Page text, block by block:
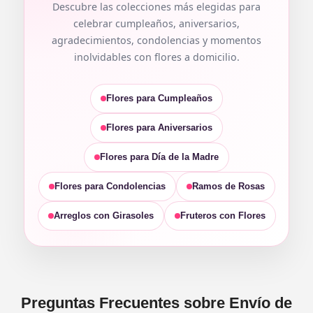
Descubre las colecciones más elegidas para
celebrar cumpleaños, aniversarios,
agradecimientos, condolencias y momentos
inolvidables con flores a domicilio.
Flores para Cumpleaños
Flores para Aniversarios
Flores para Día de la Madre
Flores para Condolencias Ramos de Rosas
Arreglos con Girasoles Fruteros con Flores
Preguntas Frecuentes sobre Envío de